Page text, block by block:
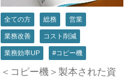
全ての方 総務 営業
業務改善 コスト削減
業務効率UP #コピー機
＜コピー機＞製本された資